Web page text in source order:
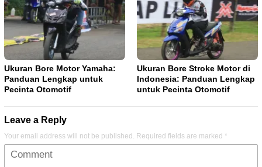
Ukuran Bore Motor Yamaha:
Panduan Lengkap untuk
Pecinta Otomotif
Ukuran Bore Stroke Motor di
Indonesia: Panduan Lengkap
untuk Pecinta Otomotif
Leave a Reply
Your email address will not be published. Required fields are marked *